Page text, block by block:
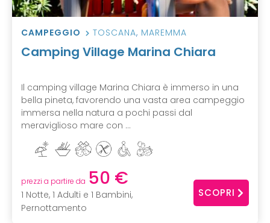
CAMPEGGIO TOSCANA, MAREMMA
Camping Village Marina Chiara
Il camping village Marina Chiara è immerso in una
bella pineta, favorendo una vasta area campeggio
immersa nella natura a pochi passi dal
meraviglioso mare con ...
prezzi a partire da 50 €
1 Notte, 1 Adulti e 1 Bambini,
Pernottamento
SCOPRI